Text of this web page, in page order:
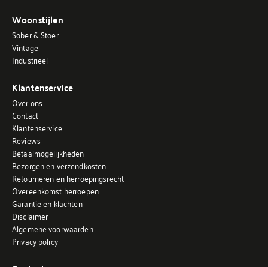
Woonstijlen
Sober & Stoer
Vintage
Industrieel
Klantenservice
Over ons
Contact
Klantenservice
Reviews
Betaalmogelijkheden
Bezorgen en verzendkosten
Retourneren en herroepingsrecht
Overeenkomst herroepen
Garantie en klachten
Disclaimer
Algemene voorwaarden
Privacy policy